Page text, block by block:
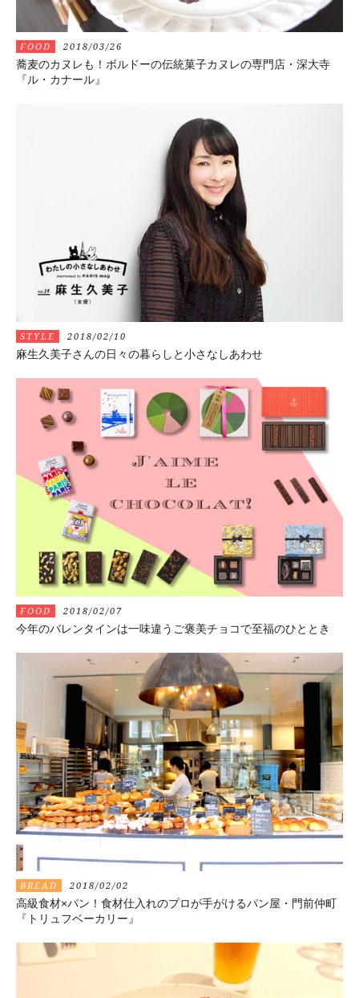
FOOD 2018/03/26
蕎麦のカヌレも！ボルドーの伝統菓子カヌレの専門店・深大寺
『ル・カナール』
STYLE 2018/02/10
麻生久美子さんの日々の暮らしと小さなしあわせ
FOOD 2018/02/07
今年のバレンタインは一味違うご褒美チョコで至福のひととき
BREAD 2018/02/02
高級食材×パン！食材仕入れのプロが手がけるパン屋・門前仲町
『トリュフベーカリー』